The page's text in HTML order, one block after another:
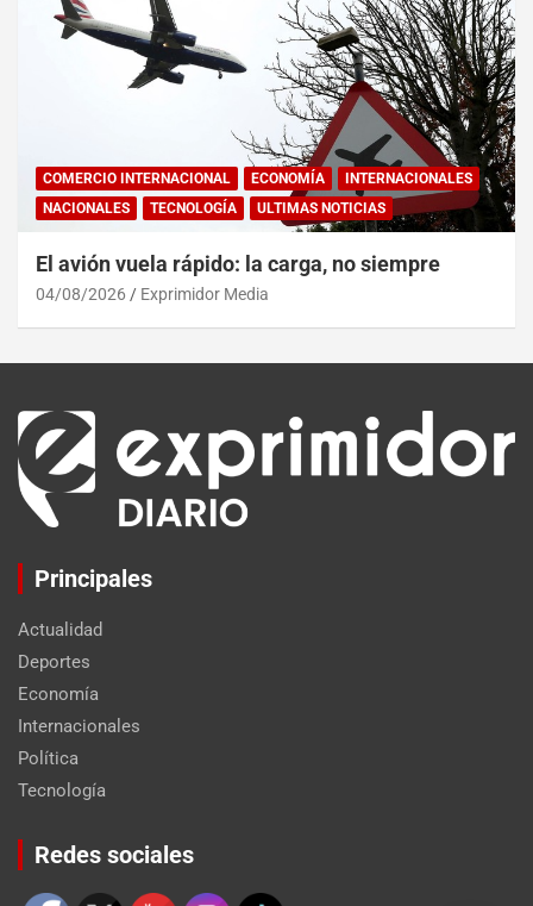
COMERCIO INTERNACIONAL ECONOMÍA
INTERNACIONALES
NACIONALES
TECNOLOGÍA ULTIMAS NOTICIAS
El avión vuela rápido: la carga, no siempre
04/08/2026 Exprimidor Media
Principales
Actualidad
Deportes
Economía
Internacionales
Política
Tecnología
Redes sociales